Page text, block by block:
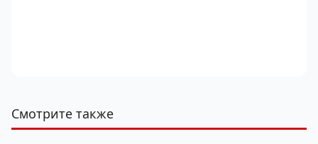
Смотрите также